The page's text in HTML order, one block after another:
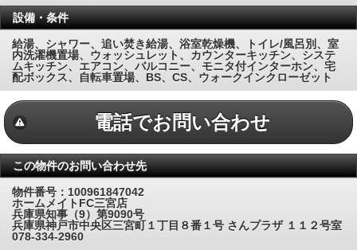
設備・条件
給湯、シャワー、追い焚き給湯、浴室乾燥機、トイレ/風呂別、室
内洗濯機置場、ウォッシュレット、カウンターキッチン、システ
ムキッチン、エアコン、バルコニー、モニタ付インターホン、宅
配ボックス、自転車置場、BS、CS、ウォークインクローゼット
電話でお問い合わせ
この物件のお問い合わせ先
物件番号：100961847042
ホームメイトFC三宮店
兵庫県知事（9）第9090号
兵庫県神戸市中央区三宮町１丁目８番１号 さんプラザ １１２号室
078-334-2960